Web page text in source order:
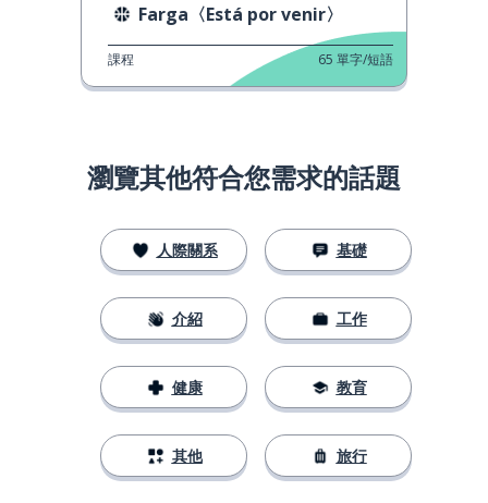
Farga〈Está por venir〉
課程 65 單字/短語
瀏覽其他符合您需求的話題
人際關系
介紹
健康
其他
基礎
工作
教育
旅行